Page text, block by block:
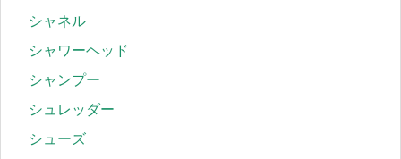
シャネル
シャワーヘッド
シャンプー
シュレッダー
シューズ